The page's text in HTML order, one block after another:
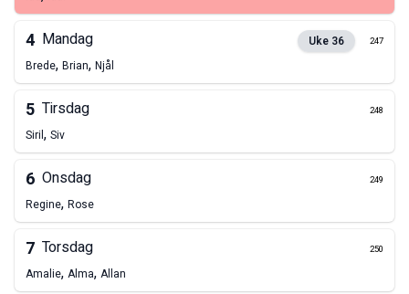
4 Mandag Uke 36 247
Brede, Brian, Njål
5 Tirsdag 248
Siril, Siv
6 Onsdag 249
Regine, Rose
7 Torsdag 250
Amalie, Alma, Allan